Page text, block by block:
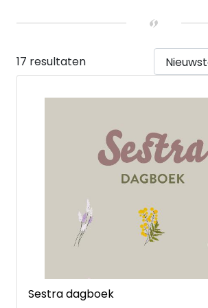
Afscheidsgeschenken
Young Adult
Hardback (14)
17 resultaten
Sestra dagboek